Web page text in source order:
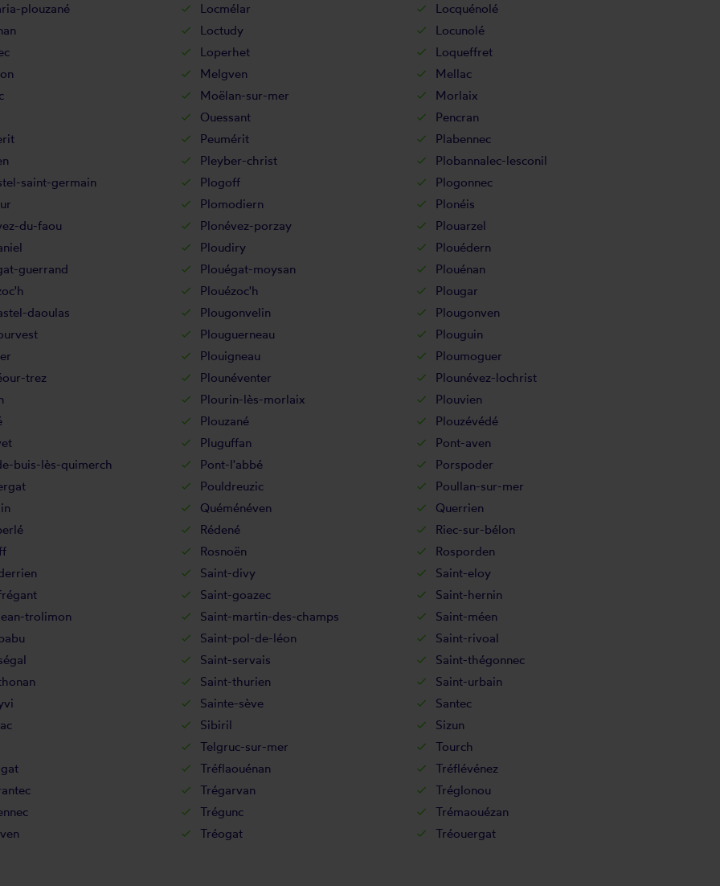
plouzané Locmélar
Locquénolé
Loctudy
Locunolé
Loperhet
Loqueffret
Melgven
Mellac
Moëlan-sur-mer
Morlaix
Ouessant
Pencran
Peumérit
Plabennec
Pleyber-christ
Plobannalec-lesconil
saint-germain Plogoff
Plogonnec
Plomodiern
Plonéis
du-faou Plonévez-porzay
Plouarzel
Ploudiry
Plouédern
guerrand Plouégat-moysan
Plouénan
Plouézoc'h
Plougar
daoulas Plougonvelin
Plougonven
Plouguerneau
Plouguin
Plouigneau
Ploumoguer
trez Plounéventer
Plounévez-lochrist
Plourin-lès-morlaix
Plouvien
Plouzané
Plouzévédé
Pluguffan
Pont-aven
buis-lès-quimerch Pont-l'abbé
Porspoder
Pouldreuzic
Poullan-sur-mer
Quéménéven
Querrien
Rédené
Riec-sur-bélon
Rosnoën
Rosporden
Saint-divy
Saint-eloy
Saint-goazec
Saint-hernin
trolimon Saint-martin-des-champs
Saint-méen
Saint-pol-de-léon
Saint-rivoal
Saint-servais
Saint-thégonnec
Saint-thurien
Saint-urbain
Sainte-sève
Santec
Sibiril
Sizun
Telgruc-sur-mer
Tourch
Tréflaouénan
Tréflévénez
Trégarvan
Tréglonou
Trégunc
Trémaouézan
Tréogat
Tréouergat